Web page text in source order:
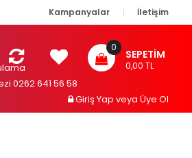
Kampanyalar İletişim
SEPETIM
0
0,00 TL
0262 641 56 58
Giriş YapveyaÜye Ol